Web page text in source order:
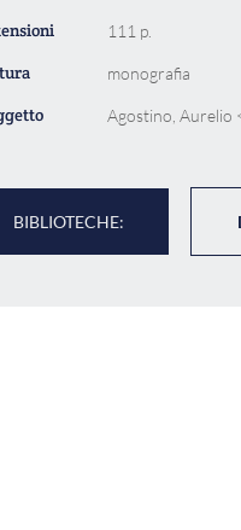
111 p.
monografia
Agostino, Aurelio
BIBLIOTECHE: